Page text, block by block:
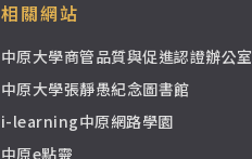
相關網站
中原大學商管品質與促進認證辦公室
中原大學張靜愚紀念圖書館
i-learning中原網路學園
中原e點靈